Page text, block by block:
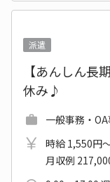
派遣
【あんしん
休み♪
一般事務・
時給 1,550円
月収例